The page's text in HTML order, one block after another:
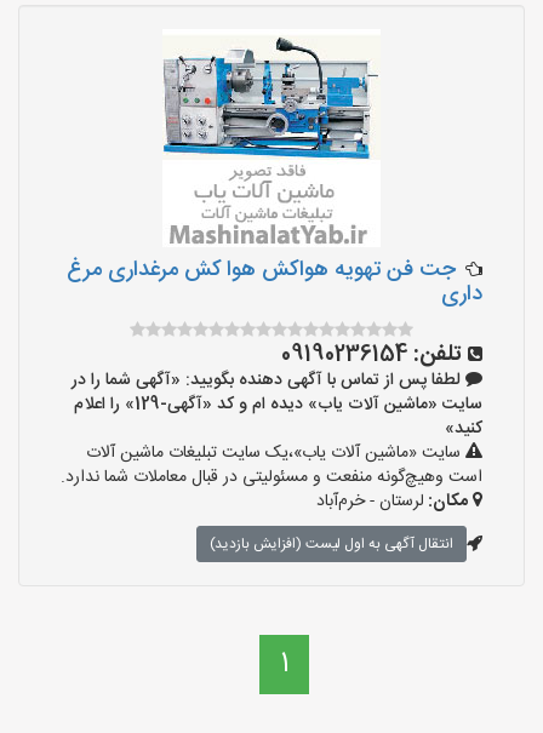
جت فن تهویه هواکش هوا کش مرغداری مرغ
داری
تلفن: 09190236154
لطفا پس از تماس با آگهی دهنده بگویید: «آگهی شما را در
سایت «ماشین آلات یاب» دیده ام و کد «آگهی-129» را اعلام
کنید»
سایت «ماشین آلات یاب»،یک سایت تبلیغات ماشین آلات
است وهیچ‌گونه منفعت و مسئولیتی در قبال معاملات شما ندارد.
مکان: لرستان - خرم‌آباد
انتقال آگهی به اول لیست (افزایش بازدید)
1